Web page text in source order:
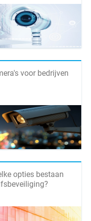
voor bedrijven
opties bestaan